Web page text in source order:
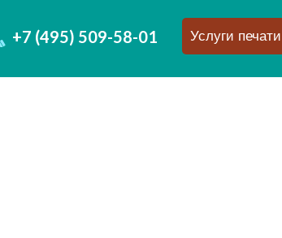
+7 (495) 509-58-01 Услуги печати